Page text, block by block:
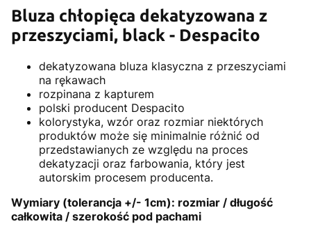
Bluza chłopięca dekatyzowana z
przeszyciami, black - Despacito
dekatyzowana bluza klasyczna z przeszyciami
na rękawach
rozpinana z kapturem
polski producent Despacito
kolorystyka, wzór oraz rozmiar niektórych
produktów może się minimalnie różnić od
przedstawianych ze względu na proces
dekatyzacji oraz farbowania, który jest
autorskim procesem producenta.
Wymiary (tolerancja +/- 1cm): rozmiar / długość
całkowita / szerokość pod pachami